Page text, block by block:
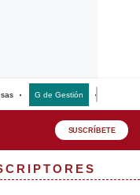
G de Gestión
SUSCRÍBETE